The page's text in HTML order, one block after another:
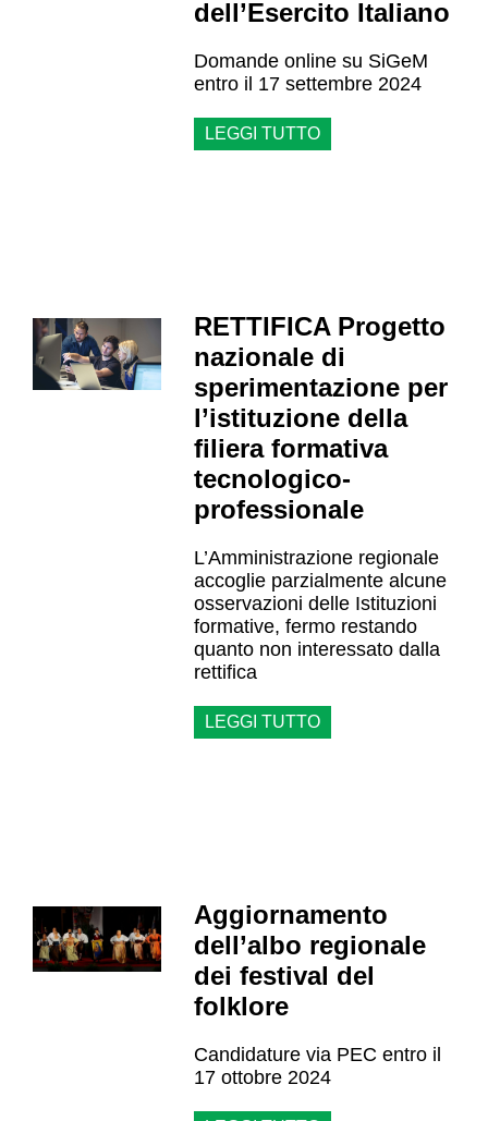
dell’Esercito Italiano
Domande online su SiGeM
entro il 17 settembre 2024
LEGGI TUTTO
RETTIFICA Progetto
nazionale di
sperimentazione per
l’istituzione della
filiera formativa
tecnologico-
professionale
L’Amministrazione regionale
accoglie parzialmente alcune
osservazioni delle Istituzioni
formative, fermo restando
quanto non interessato dalla
rettifica
LEGGI TUTTO
Aggiornamento
dell’albo regionale
dei festival del
folklore
Candidature via PEC entro il
17 ottobre 2024